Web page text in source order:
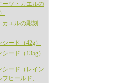
ーツ・カエルの
カエルの彫刻
ード（42g）
ード（135g）
シード（レイン
ヒールド、